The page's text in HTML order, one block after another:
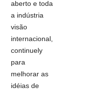
aberto e toda
a indústria
visão
internacional,
continuely
para
melhorar as
idéias de